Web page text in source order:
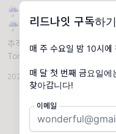
리드나잇 구독하기
매 주 수요일 밤 10시
매 달 첫 번째 금요일
찾아갑니다!
이메일
☔️ 8월 뭐 볼지 한참 고민
☔️
추적추적.... 비오는 날 보기
Tonight, Leadnight
2024.08.02 · 큐레이션 조회